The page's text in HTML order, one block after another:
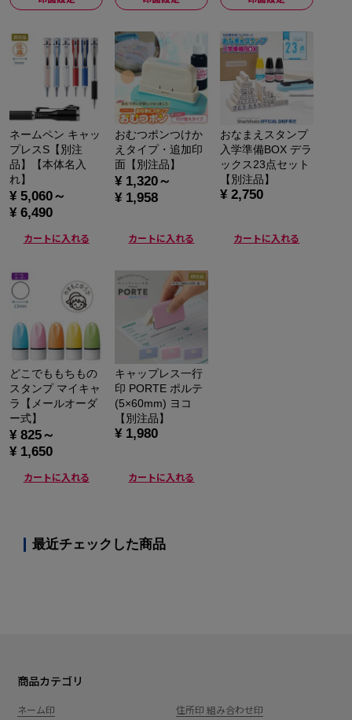
ネームペン キャッ
プレスS【別注
品】【本体名入
れ】
¥ 5,060～
¥ 6,490
カートに入れる
おむつポンつけか
えタイプ・追加印
面【別注品】
¥ 1,320～
¥ 1,958
カートに入れる
おなまえスタンプ
入学準備BOX デラ
ックス23点セット
【別注品】
¥ 2,750
カートに入れる
どこでももちもの
スタンプ マイキャ
ラ【メールオーダ
ー式】
¥ 825～
¥ 1,650
カートに入れる
キャップレス一行
印 PORTE ポルテ
(5×60mm) ヨコ
【別注品】
¥ 1,980
カートに入れる
最近チェックした商品
商品カテゴリ
ネーム印
住所印 組み合わせ印